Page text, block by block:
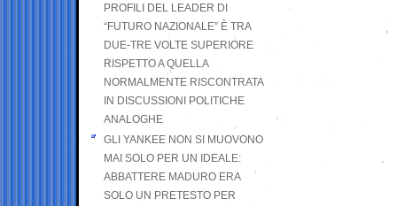
PROFILI DEL LEADER DI
“FUTURO NAZIONALE” È TRA
DUE-TRE VOLTE SUPERIORE
RISPETTO A QUELLA
NORMALMENTE RISCONTRATA
IN DISCUSSIONI POLITICHE
ANALOGHE
GLI YANKEE NON SI MUOVONO
MAI SOLO PER UN IDEALE:
ABBATTERE MADURO ERA
SOLO UN PRETESTO PER